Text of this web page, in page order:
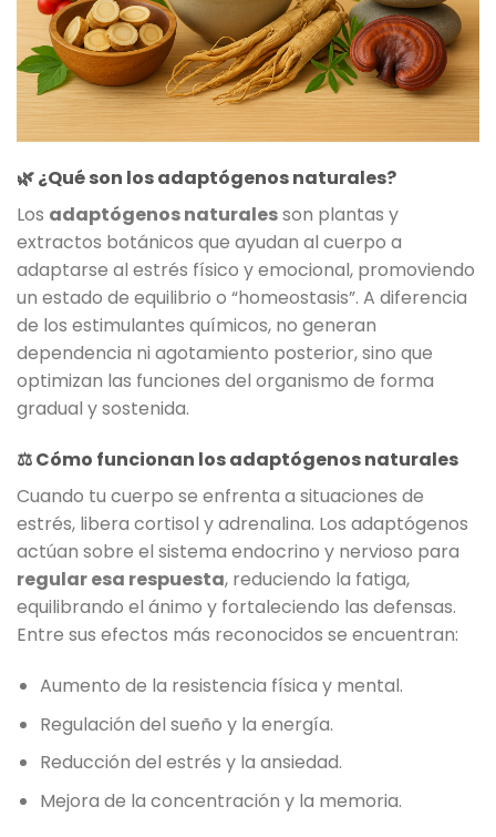
🌿 ¿Qué son los adaptógenos naturales?
Los adaptógenos naturalesson plantas y
extractos botánicos que ayudan al cuerpo a
adaptarse al estrés físico y emocional, promoviendo
un estado de equilibrio o “homeostasis”. A diferencia
de los estimulantes químicos, no generan
dependencia ni agotamiento posterior, sino que
optimizan las funciones del organismo de forma
gradual y sostenida.
⚖️Cómo funcionan los adaptógenos naturales
Cuando tu cuerpo se enfrenta a situaciones de
estrés, libera cortisol y adrenalina. Los adaptógenos
actúan sobre el sistema endocrino y nervioso para
regular esa respuesta, reduciendo la fatiga,
equilibrando el ánimo y fortaleciendo las defensas.
Entre sus efectos más reconocidos se encuentran:
Aumento de la resistencia física y mental.
Regulación del sueño y la energía.
Reducción del estrés y la ansiedad.
Mejora de la concentración y la memoria.